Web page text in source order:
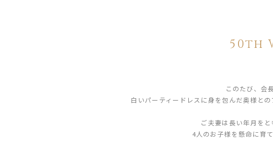
50th
このたび、会
白いパーティードレスに身を包んだ奥様と
ご夫妻は長い年月を
4人のお子様を懸命に育